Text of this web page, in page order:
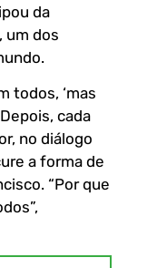
da
um dos
todos, ‘mas
cada
no diálogo
a forma de
“Por que